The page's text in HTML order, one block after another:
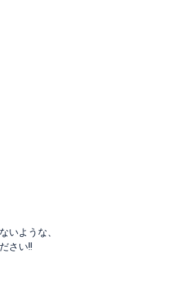
いような、
さい!!